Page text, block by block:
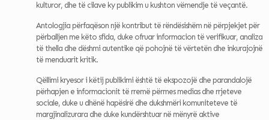
kulturor, dhe të cilave ky publikim u kushton vëmendje të veçantë.
Antologjia përfaqëson një kontribut të rëndësishëm në përpjekjet për
përballjen me këto sfida, duke ofruar informacion të verifikuar, analiza
të thella dhe dëshmi autentike që pohojnë të vërtetën dhe inkurajojnë
të menduarit kritik.
Qëllimi kryesor i këtij publikimi është të ekspozojë dhe parandalojë
përhapjen e informacionit të rremë përmes medias dhe rrjeteve
sociale, duke u dhënë hapësirë dhe dukshmëri komuniteteve të
margjinalizurara dhe duke kundërshtuar në mënyrë aktive